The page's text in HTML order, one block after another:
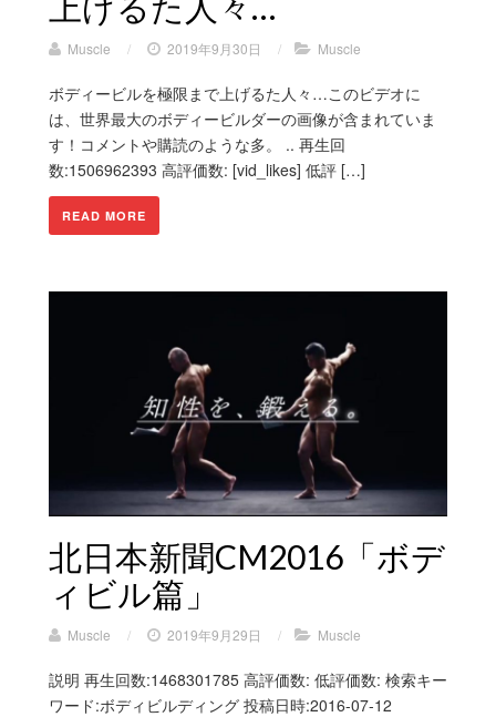
Muscle / 2019年9月30日 / Muscle
ボディービルを極限まで上げるた人々…このビデオに
は、世界最大のボディービルダーの画像が含まれていま
す！コメントや購読のような多。 .. 再生回
数:1506962393 高評価数: [vid_likes] 低評 […]
READ MORE
北日本新聞CM2016「ボデ
ィビル篇」
Muscle / 2019年9月29日 / Muscle
説明 再生回数:1468301785 高評価数: 低評価数: 検索キー
ワード:ボディビルディング 投稿日時:2016-07-12